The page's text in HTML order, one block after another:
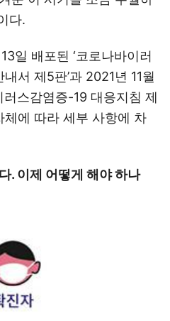
다.
일 배포된 ‘코로나바이러
서 제5판’과 2021년 11월
스감염증-19 대응지침 제
체에 따라 세부 사항에 차
. 이제 어떻게 해야 하나